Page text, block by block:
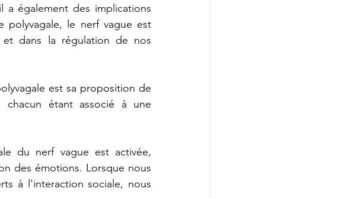
a également des implications
polyvagale, le nerf vague est
dans la régulation de nos
est sa proposition de
chacun étant associé à une
du nerf vague est activée,
des émotions. Lorsque nous
à l'interaction sociale, nous